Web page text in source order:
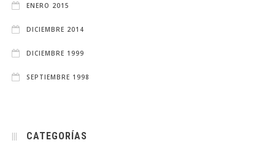
ENERO 2015
DICIEMBRE 2014
DICIEMBRE 1999
SEPTIEMBRE 1998
CATEGORÍAS